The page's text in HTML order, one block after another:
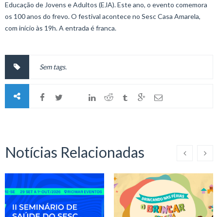
Educação de Jovens e Adultos (EJA). Este ano, o evento comemora
os 100 anos do frevo. O festival acontece no Sesc Casa Amarela,
com início às 19h. A entrada é franca.
Sem tags.
Notícias Relacionadas